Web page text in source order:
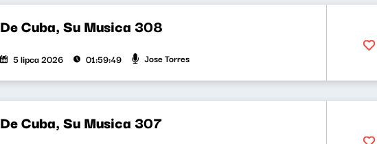
De Cuba, Su Musica 308
5 lipca 2026 01:59:49 Jose Torres
De Cuba, Su Musica 307